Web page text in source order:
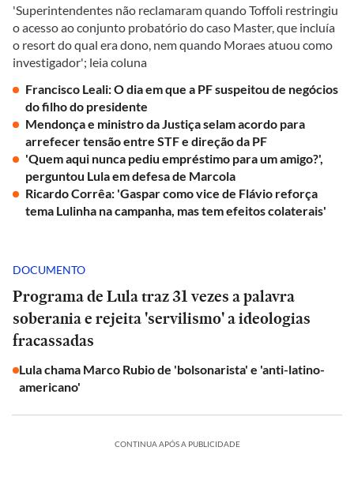
'Superintendentes não reclamaram quando Toffoli restringiu
o acesso ao conjunto probatório do caso Master, que incluía
o resort do qual era dono, nem quando Moraes atuou como
investigador'; leia coluna
Francisco Leali: O dia em que a PF suspeitou de negócios
do filho do presidente
Mendonça e ministro da Justiça selam acordo para
arrefecer tensão entre STF e direção da PF
'Quem aqui nunca pediu empréstimo para um amigo?',
perguntou Lula em defesa de Marcola
Ricardo Corrêa: 'Gaspar como vice de Flávio reforça
tema Lulinha na campanha, mas tem efeitos colaterais'
DOCUMENTO
Programa de Lula traz 31 vezes a palavra
soberania e rejeita 'servilismo' a ideologias
fracassadas
Lula chama Marco Rubio de 'bolsonarista' e 'anti-latino-
americano'
CONTINUA APÓS A PUBLICIDADE